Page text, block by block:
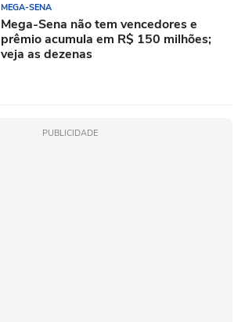
MEGA-SENA
Mega-Sena não tem vencedores e
prêmio acumula em R$ 150 milhões;
veja as dezenas
PUBLICIDADE